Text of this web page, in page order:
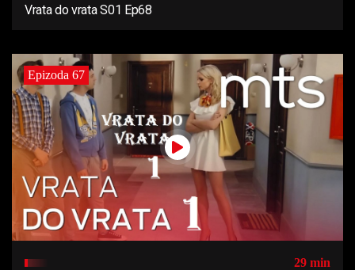
Vrata do vrata S01 Ep68
Epizoda 67
29 min